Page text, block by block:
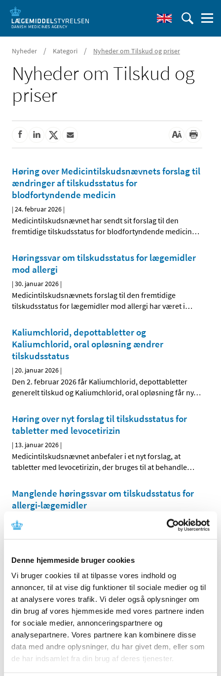
Denne hjemmeside bruger cookies
Vi bruger cookies til at tilpasse vores indhold og
annoncer, til at vise dig funktioner til sociale medier og til
at analysere vores trafik. Vi deler også oplysninger om
din brug af vores hjemmeside med vores partnere inden
for sociale medier, annonceringspartnere og
analysepartnere. Vores partnere kan kombinere disse
data med andre oplysninger, du har givet dem, eller som
de har indsamlet fra din brug af deres tjenester.
Nyheder / Kategori / Nyheder om Tilskud og priser
Nyheder om Tilskud og
priser
Høring over Medicintilskudsnævnets forslag til
ændringer af tilskudsstatus for
blodfortyndende medicin
|24. februar 2026 |
Medicintilskudsnævnet har sendt sit forslag til den
fremtidige tilskudsstatus for blodfortyndende medicin…
Høringssvar om tilskudsstatus for lægemidler
mod allergi
|30. januar 2026 |
Medicintilskudsnævnets forslag til den fremtidige
tilskudsstatus for lægemidler mod allergi har været i…
Kaliumchlorid, depottabletter og
Kaliumchlorid, oral opløsning ændrer
tilskudsstatus
|20. januar 2026 |
Den 2. februar 2026 får Kaliumchlorid, depottabletter
generelt tilskud og Kaliumchlorid, oral opløsning får ny…
Høring over nyt forslag til tilskudsstatus for
tabletter med levocetirizin
| 13. januar 2026 |
Medicintilskudsnævnet anbefaler i et nyt forslag, at
tabletter med levocetirizin, der bruges til at behandle…
Manglende høringssvar om tilskudsstatus for
allergi-lægemidler
12. januar 2026
Medicintilskudsnævnets forslag til den fremtidige
tilskudsstatus for lægemidler mod allergi var i efteråret…
Alle (546)
TID
2026 (25)
august (1)
juli (4)